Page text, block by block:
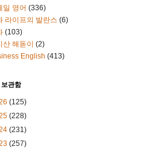
일 영어 (336)
라이프의 발란스 (6)
(103)
산 해돋이 (2)
English (413)
관함
(125)
(228)
(231)
(257)